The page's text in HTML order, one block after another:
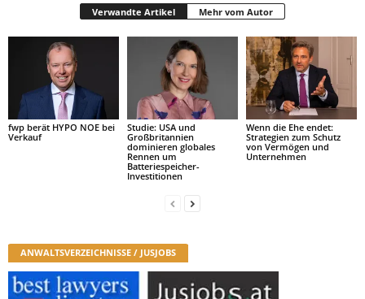
Verwandte Artikel Mehr vom Autor
fwp berät HYPO NOE bei
Verkauf
Studie: USA und
Großbritannien
dominieren globales
Rennen um
Batteriespeicher-
Investitionen
Wenn die Ehe endet:
Strategien zum Schutz
von Vermögen und
Unternehmen
ANWALTSVERZEICHNISSE / JUSJOBS